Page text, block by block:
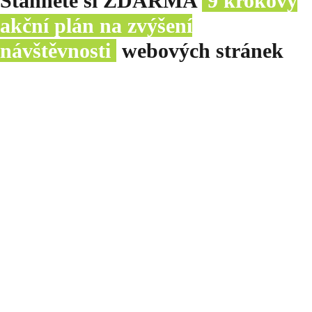
akční plán na zvýšení
návštěvnosti webových stránek